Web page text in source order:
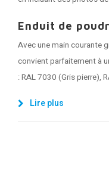
Enduit de
Avec une main courante
convient parfaitement à
: RAL 7030 (Gris pierre),
Lire plus